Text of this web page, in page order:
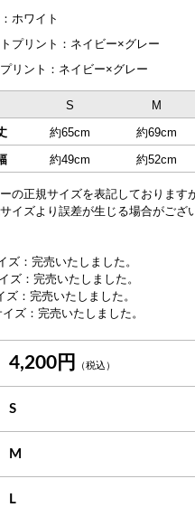
ホワイト
プリント：ネイビー×グレー
リント：ネイビー×グレー
S M
約65cm 約69cm
約49cm 約52cm
の正規サイズを表記しておりま
イズより誤差が生じる場合がござ
ズ：完売いたしました。
ズ：完売いたしました。
ズ：完売いたしました。
イズ：完売いたしました。
4,200円 （税込）
S
M
L